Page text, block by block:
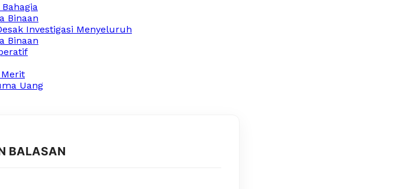
Binaan
Investigasi Menyeluruh
Binaan
Merit
Uang
BALASAN